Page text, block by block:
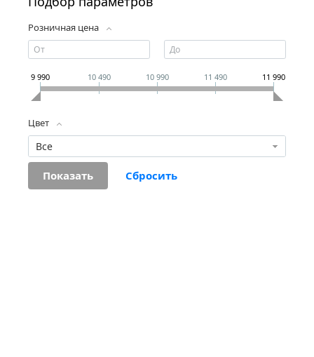
Розничная цена
9 990 10 490 10 990 11 490 11 990
Цвет
Все